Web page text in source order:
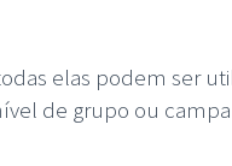
elas podem ser
de grupo ou